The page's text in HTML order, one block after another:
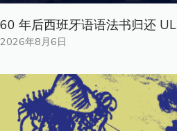
60 年后西班牙语语法书归还 UL
2026年8月6日